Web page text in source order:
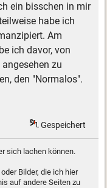
ein bisschen in mir
habe ich
Am
ich davor, von
zu
den "Normalos".
Gespeichert
sich lachen können.
Bilder, die ich hier
auf andere Seiten zu